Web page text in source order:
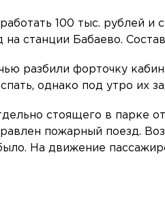
100 тыс. рублей и
станции Бабаево.
разбили форточку
однако под утро их
стоящего в парке
пожарный поезд.
На движение